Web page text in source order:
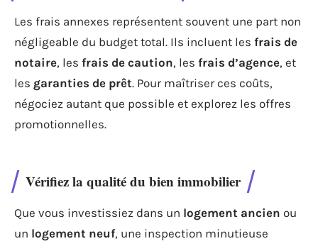
Les frais annexes représentent souvent une part non
négligeable du budget total. Ils incluent les frais de
notaire, les frais de caution, les frais d’agence, et
les garanties de prêt. Pour maîtriser ces coûts,
négociez autant que possible et explorez les offres
promotionnelles.
Vérifiez la qualité du bien immobilier
Que vous investissiez dans un logement ancien ou
un logement neuf, une inspection minutieuse